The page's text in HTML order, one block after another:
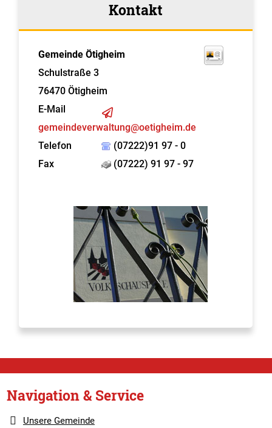
Kontakt
Gemeinde Ötigheim
Schulstraße 3
76470 Ötigheim
E-Mail
gemeindeverwaltung@oetigheim.de
Telefon
(07222)91 97 - 0
Fax
(07222) 91 97 - 97
Navigation & Service
Unsere Gemeinde